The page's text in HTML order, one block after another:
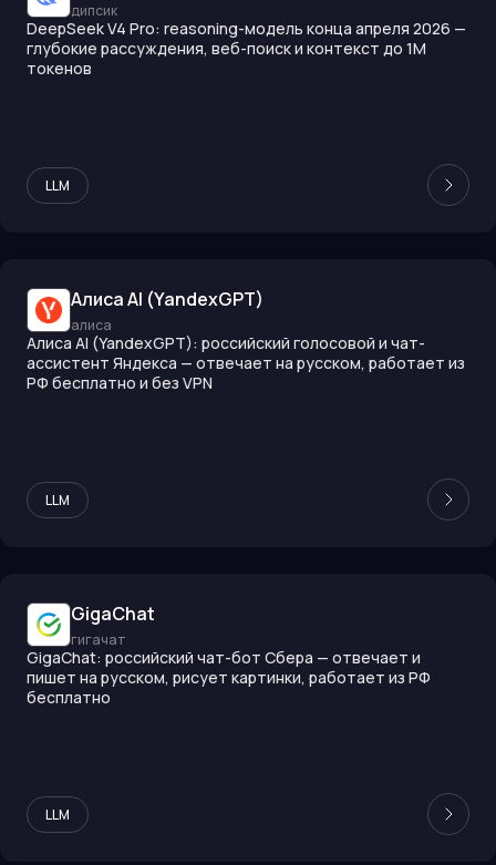
дипсик
DeepSeek V4 Pro: reasoning-модель конца апреля 2026 —
глубокие рассуждения, веб-поиск и контекст до 1M
токенов
LLM
Алиса AI (YandexGPT)
алиса
Алиса AI (YandexGPT): российский голосовой и чат-
ассистент Яндекса — отвечает на русском, работает из
РФ бесплатно и без VPN
LLM
GigaChat
гигачат
GigaChat: российский чат-бот Сбера — отвечает и
пишет на русском, рисует картинки, работает из РФ
бесплатно
LLM